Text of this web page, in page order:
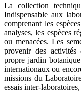
La collection
Indispensable aux
comprenant les
analyses, les espèces
ou menacées. Les
provenir des
propre jardin
internationaux ou
missions du
essais inter-